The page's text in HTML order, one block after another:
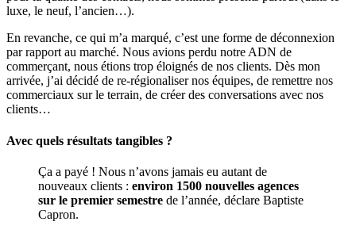
luxe, le neuf, l’ancien…).
En revanche, ce qui m’a marqué, c’est une forme de déconnexion
par rapport au marché. Nous avions perdu notre ADN de
commerçant, nous étions trop éloignés de nos clients. Dès mon
arrivée, j’ai décidé de re-régionaliser nos équipes, de remettre nos
commerciaux sur le terrain, de créer des conversations avec nos
clients…
Avec quels résultats tangibles ?
Ça a payé ! Nous n’avons jamais eu autant de
nouveaux clients : environ 1500 nouvelles agences
sur le premier semestre de l’année, déclare Baptiste
Capron.